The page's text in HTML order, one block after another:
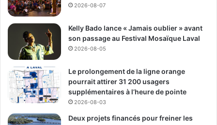
2026-08-07
Kelly Bado lance « Jamais oublier » avant
son passage au Festival Mosaïque Laval
2026-08-05
Le prolongement de la ligne orange
pourrait attirer 31 200 usagers
supplémentaires à l’heure de pointe
2026-08-03
Deux projets financés pour freiner les